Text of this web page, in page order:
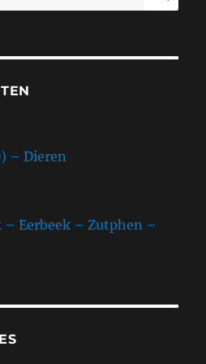
– Dieren
– Eerbeek – Zutphen –